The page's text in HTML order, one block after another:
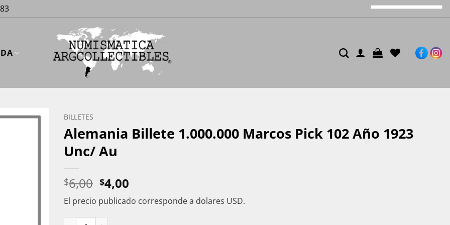
BILLETES
Alemania Billete 1.000.000 Marcos Pick 102 Año 1923
Unc/ Au
$6,00 El
precio
original
era:
$4,00
precio
actual
El precio publicado corresponde a dolares USD.